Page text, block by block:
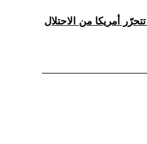
أمريكا من الاحتلال